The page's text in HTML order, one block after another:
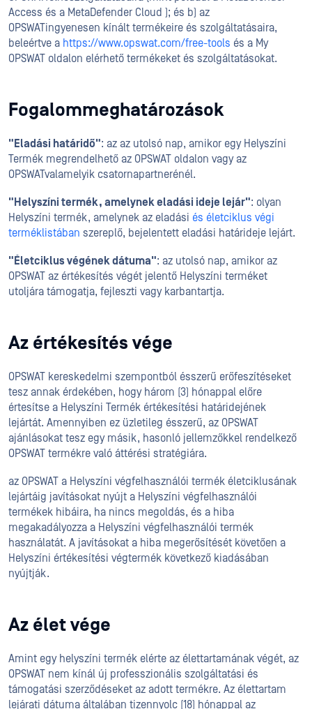
Access és a MetaDefender Cloud ); és b) az
OPSWATingyenesen kínált termékeire és szolgáltatásaira,
beleértve a https://www.opswat.com/free-tools és a My
OPSWAT oldalon elérhető termékeket és szolgáltatásokat.
Fogalommeghatározások
"Eladási határidő": az az utolsó nap, amikor egy Helyszíni
Termék megrendelhető az OPSWAT oldalon vagy az
OPSWATvalamelyik csatornapartnerénél.
"Helyszíni termék, amelynek eladási ideje lejár": olyan
Helyszíni termék, amelynek az eladási és életciklus végi
terméklistában szereplő, bejelentett eladási határideje lejárt.
"Életciklus végének dátuma": az utolsó nap, amikor az
OPSWAT az értékesítés végét jelentő Helyszíni terméket
utoljára támogatja, fejleszti vagy karbantartja.
Az értékesítés vége
OPSWAT kereskedelmi szempontból ésszerű erőfeszítéseket
tesz annak érdekében, hogy három (3) hónappal előre
értesítse a Helyszíni Termék értékesítési határidejének
lejártát. Amennyiben ez üzletileg ésszerű, az OPSWAT
ajánlásokat tesz egy másik, hasonló jellemzőkkel rendelkező
OPSWAT termékre való áttérési stratégiára.
az OPSWAT a Helyszíni végfelhasználói termék életciklusának
lejártáig javításokat nyújt a Helyszíni végfelhasználói
termékek hibáira, ha nincs megoldás, és a hiba
megakadályozza a Helyszíni végfelhasználói termék
használatát. A javításokat a hiba megerősítését követően a
Helyszíni értékesítési végtermék következő kiadásában
nyújtják.
Az élet vége
Amint egy helyszíni termék elérte az élettartamának végét, az
OPSWAT nem kínál új professzionális szolgáltatási és
támogatási szerződéseket az adott termékre. Az élettartam
lejárati dátuma általában tizennyolc (18) hónappal az